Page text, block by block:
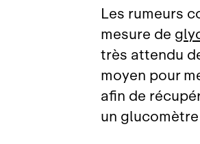
Les rumeurs
mesure de
très attendu
moyen pour
afin de
un